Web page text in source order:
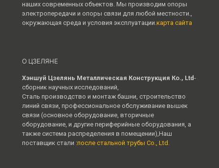
наших современных объектов. Мы производим опоры
электропередачи и опоры связи для любой местности.,
окружающая среда и условия эксплуатации.карта сайта
О ЦЗЕЛЯНЕ
Хэншуй Цзелянь Металлическая Конструкция Ко., Ltd-
сборник научных исследований,
Сталь производство и монтаж башни, строительство
линий связи, профессиональное обслуживание вышек
связи (основное оборудование, вторичные
оборудование, и другие периферийные оборудования, а
также система распределения в помещении),Наш
поставщик стали :после стальной трубы Co., Ltd.